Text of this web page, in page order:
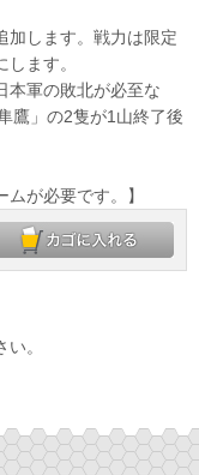
します。戦力は限定
ます。
本軍の敗北が必至な
鷹」の2隻が1山終了後
が必要です。】
。